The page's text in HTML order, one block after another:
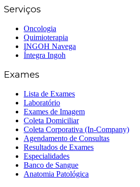
Serviços
Oncologia
Quimioterapia
INGOH Navega
Íntegra Ingoh
Exames
Lista de Exames
Laboratório
Exames de Imagem
Coleta Domiciliar
Coleta Corporativa (In-Company)
Agendamento de Consultas
Resultados de Exames
Especialidades
Banco de Sangue
Anatomia Patológica